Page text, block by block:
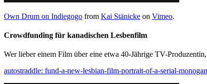
Own Drum on Indiegogo from Kai Stänicke on Vimeo.
Crowdfunding für kanadischen Lesbenfilm
Wer lieber einem Film über eine etwa 40-Jährige TV-
autostraddle: fund-a-new-lesbian-film-portrait-of-a-serial-